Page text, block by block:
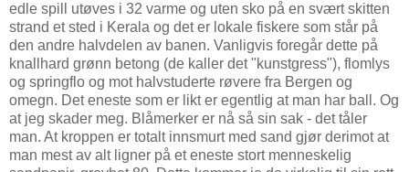
edle spill utøves i 32 varme og uten sko på en svært skitten
strand et sted i Kerala og det er lokale fiskere som står på
den andre halvdelen av banen. Vanligvis foregår dette på
knallhard grønn betong (de kaller det "kunstgress"), flomlys
og springflo og mot halvstuderte røvere fra Bergen og
omegn. Det eneste som er likt er egentlig at man har ball. Og
at jeg skader meg. Blåmerker er nå så sin sak - det tåler
man. At kroppen er totalt innsmurt med sand gjør derimot at
man mest av alt ligner på et eneste stort menneskelig